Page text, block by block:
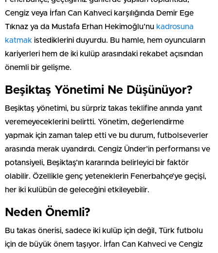
Cengiz veya İrfan Can Kahveci karşılığında Demir Ege
Tıknaz ya da Mustafa Erhan Hekimoğlu’nu kadrosuna
katmak istediklerini duyurdu. Bu hamle, hem oyuncuların
kariyerleri hem de iki kulüp arasındaki rekabet açısından
önemli bir gelişme.
Beşiktaş Yönetimi Ne Düşünüyor?
Beşiktaş yönetimi, bu sürpriz takas teklifine anında yanıt
veremeyeceklerini belirtti. Yönetim, değerlendirme
yapmak için zaman talep etti ve bu durum, futbolseverler
arasında merak uyandırdı. Cengiz Ünder’in performansı ve
potansiyeli, Beşiktaş’ın kararında belirleyici bir faktör
olabilir. Özellikle genç yeteneklerin Fenerbahçe’ye geçişi,
her iki kulübün de geleceğini etkileyebilir.
Neden Önemli?
Bu takas önerisi, sadece iki kulüp için değil, Türk futbolu
için de büyük önem taşıyor. İrfan Can Kahveci ve Cengiz